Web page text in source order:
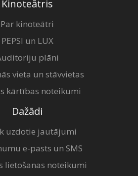
Kinoteātris
Par kinoteātri
PEPSI un LUX
plāni
vieta un stāvvietas
kārtības noteikumi
Dažādi
uzdotie jautājumi
e-pasts un SMS
lietošanas noteikumi